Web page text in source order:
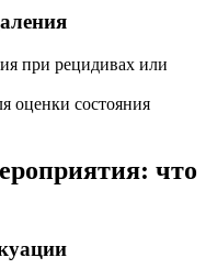
при рецидивах или
оценки состояния
что